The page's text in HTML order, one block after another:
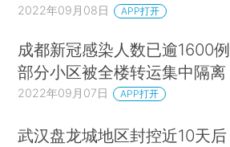
2022年09月08日 APP打开
成都新冠感染人数已逾1600例
部分小区被全楼转运集中隔离
2022年09月07日 APP打开
武汉盘龙城地区封控近10天后